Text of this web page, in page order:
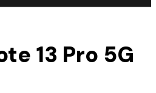
13 Pro 5G